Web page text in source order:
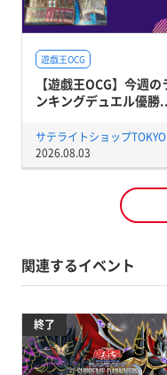
遊戯王OCG
【遊戯王OCG】今週の
ンキングデュエル優勝
2026.08.03
関連するイベント
終了